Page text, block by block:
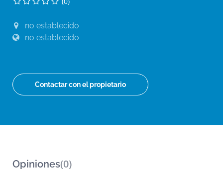
no establecido
no establecido
Contactar con el propietario
Opiniones(0)